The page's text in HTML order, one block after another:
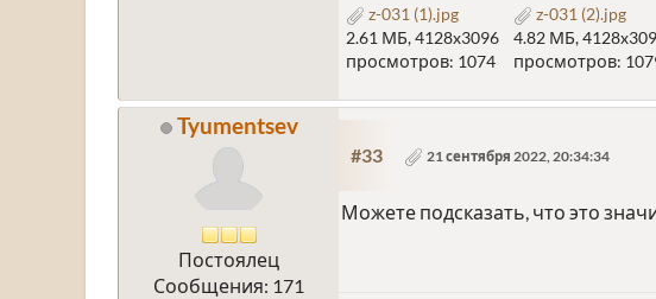
z-031 (1).jpg
2.61 МБ, 4128x3096
просмотров: 1074
z-031 (2).jpg
4.82 МБ,
просмотров:
Tyumentsev
Постоялец
Сообщения: 171
#33 21 сентября 2022, 20:34:34
Можете подсказать, что это